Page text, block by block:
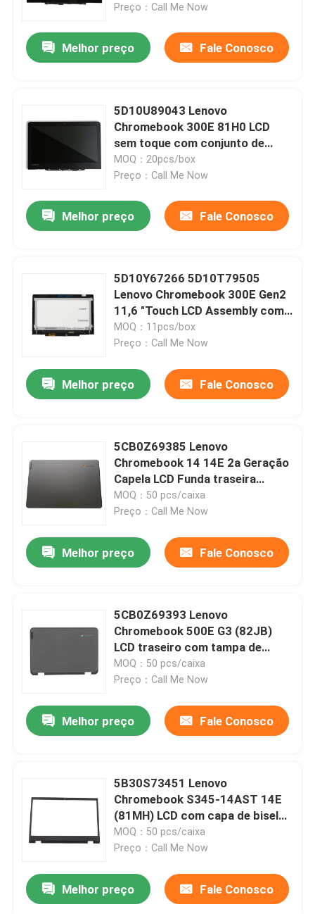
Preço：Call Me Now
Melhor preço Fale Conosco
5D10U89043 Lenovo
Chromebook 300E 81H0 LCD
sem toque com conjunto de
quadro e vidro
MOQ：20pcs/box
Preço：Call Me Now
Melhor preço Fale Conosco
5D10Y67266 5D10T79505
Lenovo Chromebook 300E Gen2
11,6 "Touch LCD Assembly com
painel de sensor G
MOQ：11pcs/box
Preço：Call Me Now
Melhor preço Fale Conosco
5CB0Z69385 Lenovo
Chromebook 14 14E 2a Geração
Capela LCD Funda traseira
Alumínio
MOQ：50 pcs/caixa
Preço：Call Me Now
Melhor preço Fale Conosco
5CB0Z69393 Lenovo
Chromebook 500E G3 (82JB)
LCD traseiro com tampa de
antena
MOQ：50 pcs/caixa
Preço：Call Me Now
Melhor preço Fale Conosco
5B30S73451 Lenovo
Chromebook S345-14AST 14E
(81MH) LCD com capa de bisel
Preto
MOQ：50 pcs/caixa
Preço：Call Me Now
Melhor preço Fale Conosco